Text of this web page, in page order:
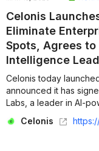
Celonis
Eliminate
Spots, Agrees
Intelligence
Celonis today
announced it has
Labs, a leader in AI-
Celonis
https://www.celonis.com/news/press/